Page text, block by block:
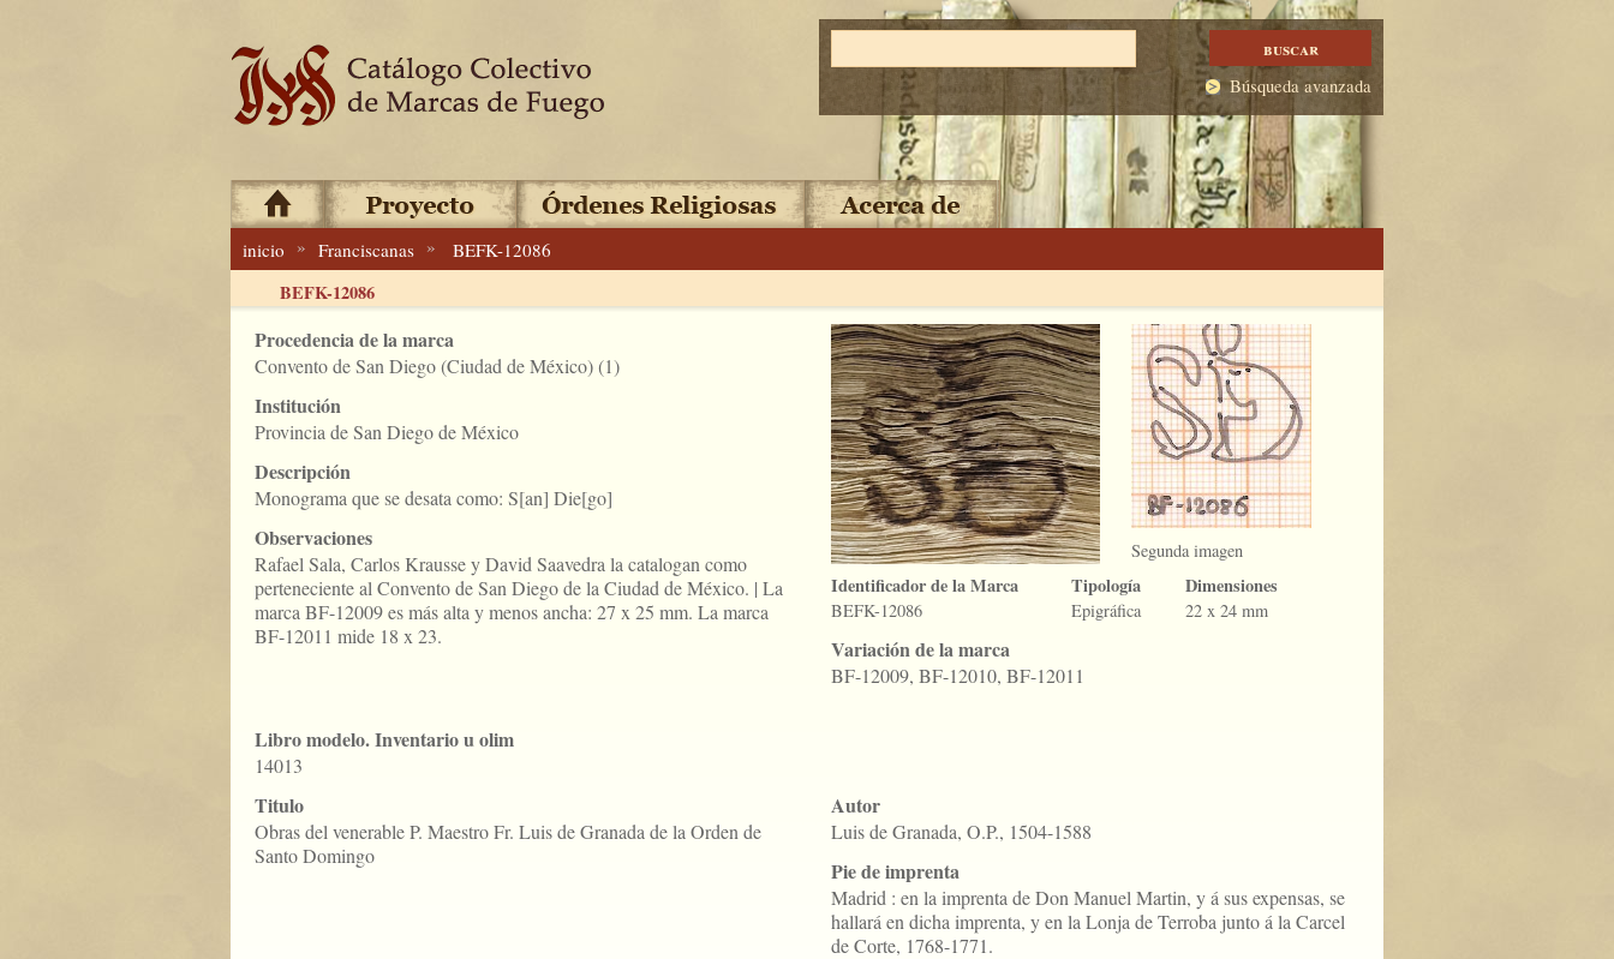
Búsqueda avanzada
inicio » Franciscanas » BEFK-12086
BEFK-12086
Procedencia de la marca
Convento de San Diego (Ciudad de México) (1)
Institución
Provincia de San Diego de México
Descripción
Monograma que se desata como: S[an] Die[go]
Observaciones
Rafael Sala, Carlos Krausse y David Saavedra la catalogan como
perteneciente al Convento de San Diego de la Ciudad de México. | La
marca BF-12009 es más alta y menos ancha: 27 x 25 mm. La marca
BF-12011 mide 18 x 23.
Segunda imagen
Identificador de la Marca
BEFK-12086
Tipología
Epigráfica
Dimensiones
22 x 24 mm
Variación de la marca
BF-12009, BF-12010, BF-12011
Libro modelo. Inventario u olim
14013
Titulo
Obras del venerable P. Maestro Fr. Luis de Granada de la Orden de
Santo Domingo
Autor
Luis de Granada, O.P., 1504-1588
Pie de imprenta
Madrid : en la imprenta de Don Manuel Martin, y á sus expensas, se
hallará en dicha imprenta, y en la Lonja de Terroba junto á la Carcel
de Corte, 1768-1771.